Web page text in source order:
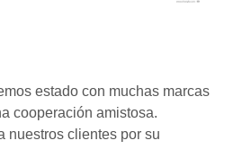
estado con muchas marcas
cooperación amistosa.
nuestros clientes por su